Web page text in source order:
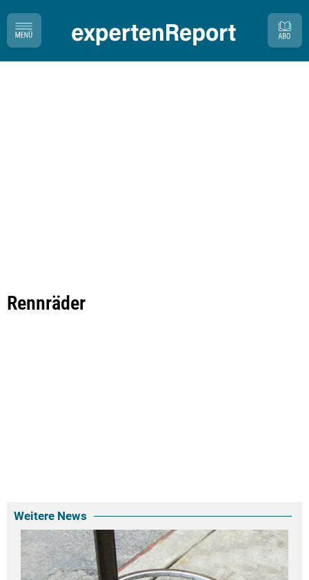
Rennräder
Weitere News